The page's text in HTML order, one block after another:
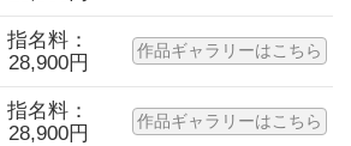
指名料：
28,900円
作品ギャラリーはこちら
指名料：
28,900円
作品ギャラリーはこちら